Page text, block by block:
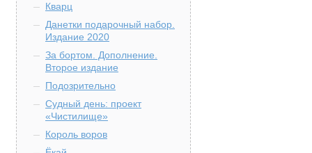
Кварц
Данетки подарочный набор.
Издание 2020
За бортом. Дополнение.
Второе издание
Подозрительно
Судный день: проект
«Чистилище»
Король воров